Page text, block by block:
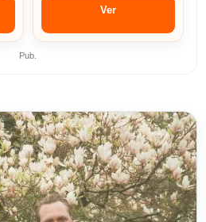
Ver
Pub.